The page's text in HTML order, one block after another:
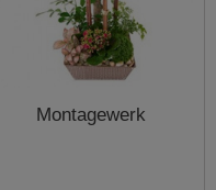
Montagewerk